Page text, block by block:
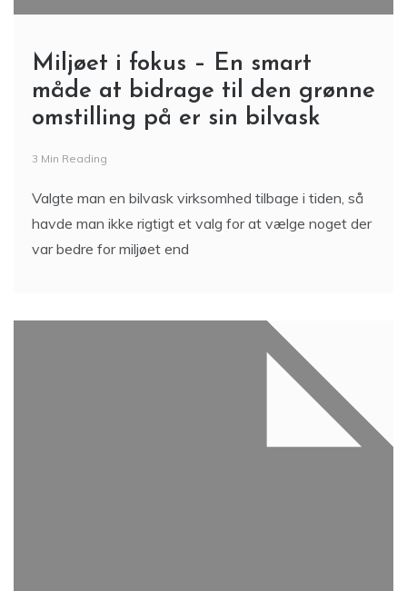
Miljøet i fokus – En smart
måde at bidrage til den grønne
omstilling på er sin bilvask
3 Min Reading
Valgte man en bilvask virksomhed tilbage i tiden, så
havde man ikke rigtigt et valg for at vælge noget der
var bedre for miljøet end